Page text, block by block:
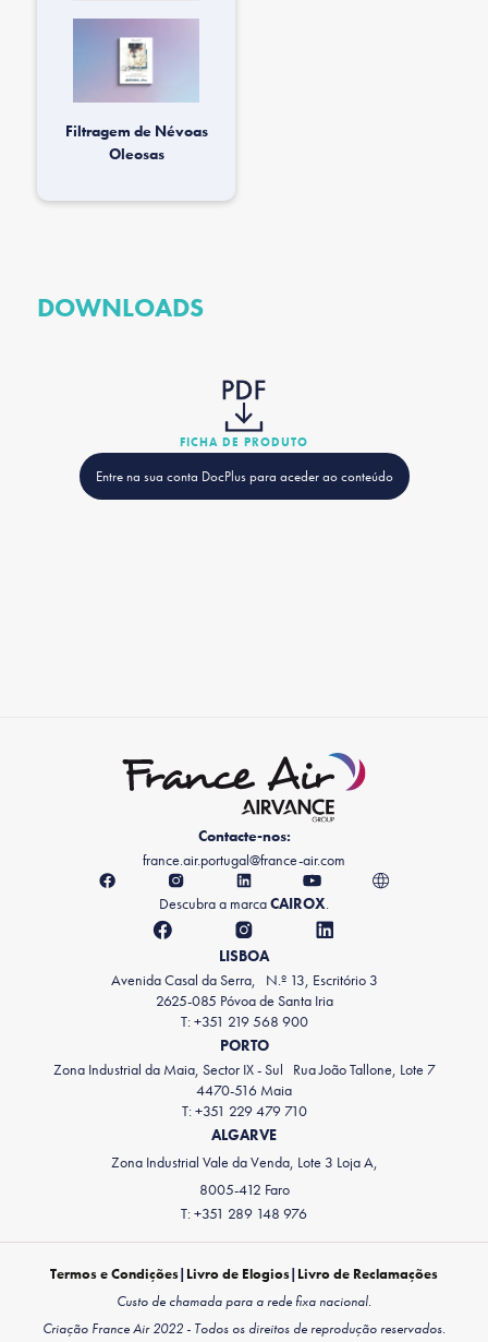
Filtragem de Névoas
Oleosas
DOWNLOADS
FICHA DE PRODUTO
Entre na sua conta DocPlus para aceder ao conteúdo
Contacte-nos:
france.air.portugal@france-air.com
Descubra a marcaCAIROX.
LISBOA
Avenida Casal da Serra, N.º 13, Escritório 3
2625-085 Póvoa de Santa Iria
T: +351 219 568 900
PORTO
Zona Industrial da Maia, Sector IX - Sul Rua João Tallone, Lote 7
4470-516 Maia
T: +351 229 479 710
ALGARVE
Zona Industrial Vale da Venda, Lote 3 Loja A,
8005-412 Faro
T: +351 289 148 976
Termos e Condições| Livro de Elogios| Livro de Reclamações
Custo de chamada para a rede fixa nacional.
Criação France Air 2022 - Todos os direitos de reprodução reservados.